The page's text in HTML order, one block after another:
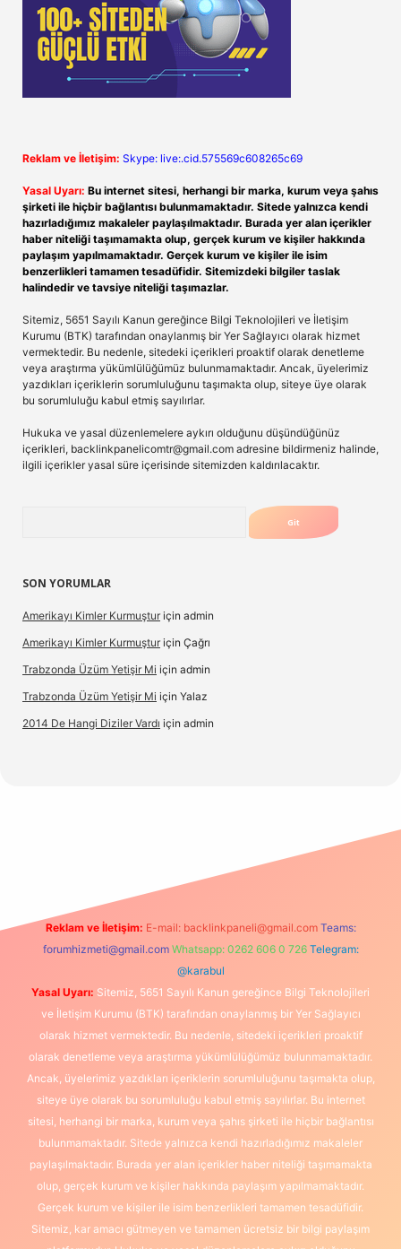
Reklam ve İletişim: Skype: live:.cid.575569c608265c69
Yasal Uyarı: Bu internet sitesi, herhangi bir marka, kurum veya şahıs
şirketi ile hiçbir bağlantısı bulunmamaktadır. Sitede yalnızca kendi
hazırladığımız makaleler paylaşılmaktadır. Burada yer alan içerikler
haber niteliği taşımamakta olup, gerçek kurum ve kişiler hakkında
paylaşım yapılmamaktadır. Gerçek kurum ve kişiler ile isim
benzerlikleri tamamen tesadüfidir. Sitemizdeki bilgiler taslak
halindedir ve tavsiye niteliği taşımazlar.
Sitemiz, 5651 Sayılı Kanun gereğince Bilgi Teknolojileri ve İletişim
Kurumu (BTK) tarafından onaylanmış bir Yer Sağlayıcı olarak hizmet
vermektedir. Bu nedenle, sitedeki içerikleri proaktif olarak denetleme
veya araştırma yükümlülüğümüz bulunmamaktadır. Ancak, üyelerimiz
yazdıkları içeriklerin sorumluluğunu taşımakta olup, siteye üye olarak
bu sorumluluğu kabul etmiş sayılırlar.
Hukuka ve yasal düzenlemelere aykırı olduğunu düşündüğünüz
içerikleri, backlinkpanelicomtr@gmail.com adresine bildirmeniz halinde,
ilgili içerikler yasal süre içerisinde sitemizden kaldırılacaktır.
SON YORUMLAR
Amerikayı Kimler Kurmuştur için admin
Amerikayı Kimler Kurmuştur için Çağrı
Trabzonda Üzüm Yetişir Mi için admin
Trabzonda Üzüm Yetişir Mi için Yalaz
2014 De Hangi Diziler Vardı için admin
Reklam ve İletişim: E-mail: backlinkpaneli@gmail.com Teams:
forumhizmeti@gmail.com Whatsapp: 0262 606 0 726 Telegram:
@karabul
Yasal Uyarı: Sitemiz, 5651 Sayılı Kanun gereğince Bilgi Teknolojileri
ve İletişim Kurumu (BTK) tarafından onaylanmış bir Yer Sağlayıcı
olarak hizmet vermektedir. Bu nedenle, sitedeki içerikleri proaktif
olarak denetleme veya araştırma yükümlülüğümüz bulunmamaktadır.
Ancak, üyelerimiz yazdıkları içeriklerin sorumluluğunu taşımakta olup,
siteye üye olarak bu sorumluluğu kabul etmiş sayılırlar. Bu internet
sitesi, herhangi bir marka, kurum veya şahıs şirketi ile hiçbir bağlantısı
bulunmamaktadır. Sitede yalnızca kendi hazırladığımız makaleler
paylaşılmaktadır. Burada yer alan içerikler haber niteliği taşımamakta
olup, gerçek kurum ve kişiler hakkında paylaşım yapılmamaktadır.
Gerçek kurum ve kişiler ile isim benzerlikleri tamamen tesadüfidir.
Sitemiz, kar amacı gütmeyen ve tamamen ücretsiz bir bilgi paylaşım